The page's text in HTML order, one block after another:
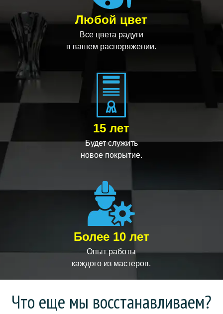
Любой цвет
Все цвета радуги
в вашем распоряжении.
15 лет
Будет служить
новое покрытие.
Более 10 лет
Опыт работы
каждого из мастеров.
Что еще мы восстанавливаем?